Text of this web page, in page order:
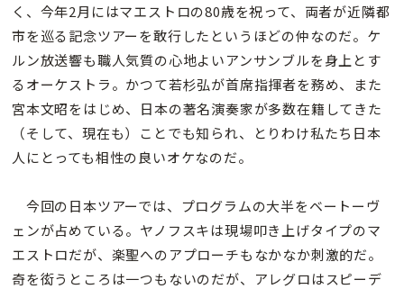
く、今年2月にはマエストロの80歳を祝って、両者が近隣都
市を巡る記念ツアーを敢行したというほどの仲なのだ。ケ
ルン放送響も職人気質の心地よいアンサンブルを身上とす
るオーケストラ。かつて若杉弘が首席指揮者を務め、また
宮本文昭をはじめ、日本の著名演奏家が多数在籍してきた
（そして、現在も）ことでも知られ、とりわけ私たち日本
人にとっても相性の良いオケなのだ。
今回の日本ツアーでは、プログラムの大半をベートーヴ
ェンが占めている。ヤノフスキは現場叩き上げタイプのマ
エストロだが、楽聖へのアプローチもなかなか刺激的だ。
奇を衒うところは一つもないのだが、アレグロはスピーデ